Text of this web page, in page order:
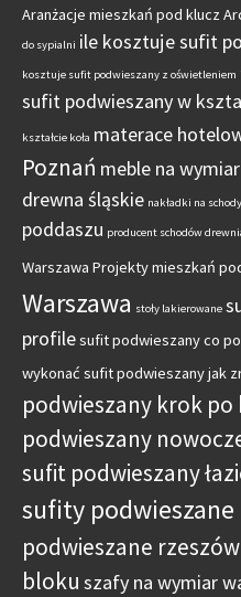
Aranżacje mieszkań pod klucz
do sypialni ile kosztuje sufit
kosztuje sufit podwieszany z oświetleniem
sufit podwieszany w
kształcie koła materace
Poznań meble na
drewna śląskie nakładki na
poddaszu producent schodów
Warszawa Projekty mieszkań
Warszawa stoły lakierowane
profilesufit podwieszany co
wykonać sufit podwieszany jak
podwieszany krok po
podwieszany
sufit podwieszany
sufity
podwieszane rzeszów
bloku szafy na wymiar